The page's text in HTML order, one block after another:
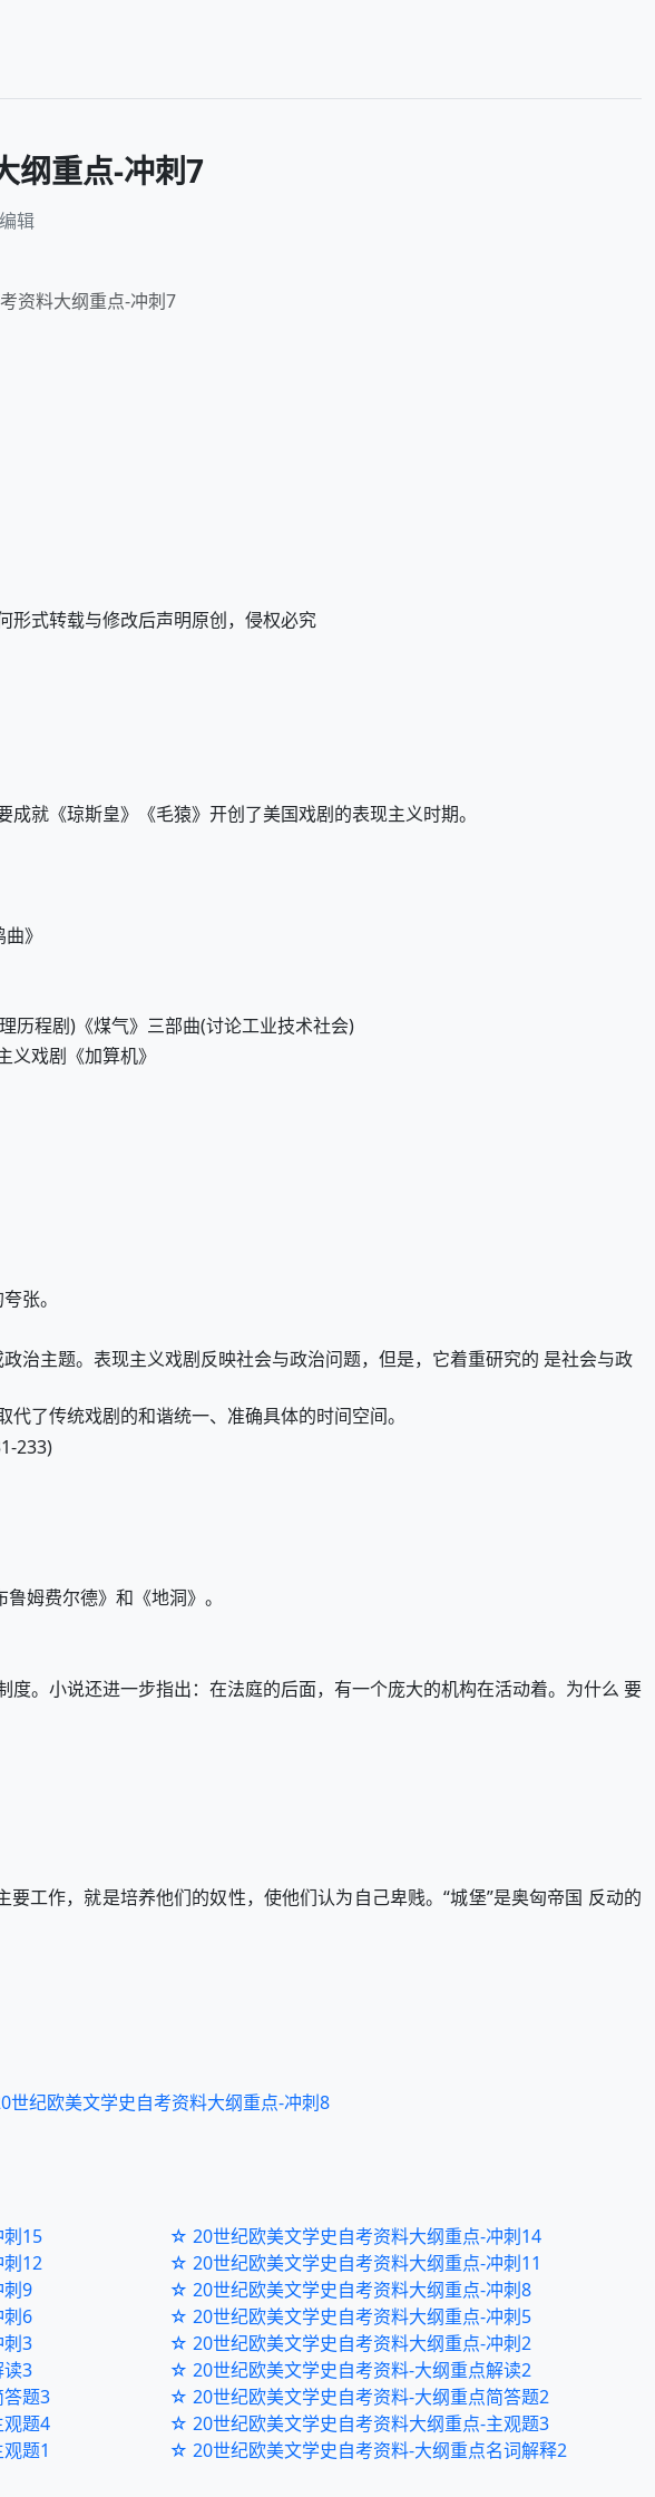
纲重点-冲刺7
辑
资料大纲重点-冲刺7
式转载与修改后声明原创，侵权必究
就《琼斯皇》《毛猿》开创了美国戏剧的表现主义时期。
》
历程剧)《煤气》三部曲(讨论工业技术社会)
戏剧《加算机》
张。
治主题。表现主义戏剧反映社会与政治问题，但是，它着重研究的 是社会与政
了传统戏剧的和谐统一、准确具体的时间空间。
233)
姆费尔德》和《地洞》。
。小说还进一步指出：在法庭的后面，有一个庞大的机构在活动着。为什么 要
工作，就是培养他们的奴性，使他们认为自己卑贱。“城堡”是奥匈帝国 反动的
世纪欧美文学史自考资料大纲重点-冲刺8
15
☆ 20世纪欧美文学史自考资料大纲重点-冲刺14
12
☆ 20世纪欧美文学史自考资料大纲重点-冲刺11
9
☆ 20世纪欧美文学史自考资料大纲重点-冲刺8
6
☆ 20世纪欧美文学史自考资料大纲重点-冲刺5
3
☆ 20世纪欧美文学史自考资料大纲重点-冲刺2
3
☆ 20世纪欧美文学史自考资料-大纲重点解读2
题3
☆ 20世纪欧美文学史自考资料-大纲重点简答题2
题4
☆ 20世纪欧美文学史自考资料大纲重点-主观题3
题1
☆ 20世纪欧美文学史自考资料-大纲重点名词解释2